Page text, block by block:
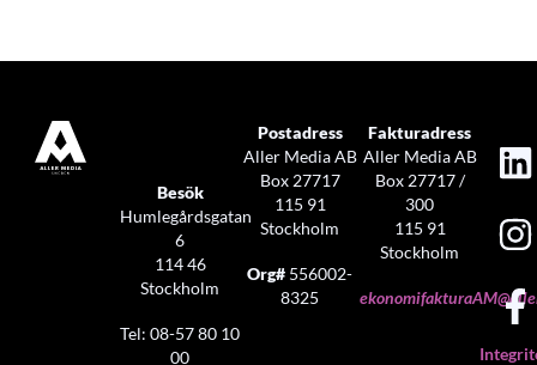
Besök
Humlegårdsgatan
6
114 46
Stockholm
Tel: 08-57 80 10
00
Postadress
Aller Media AB
Box 27717
115 91
Stockholm
Org# 556002-
8325
Fakturadress
Aller Media AB
Box 27717 /
300
115 91
Stockholm